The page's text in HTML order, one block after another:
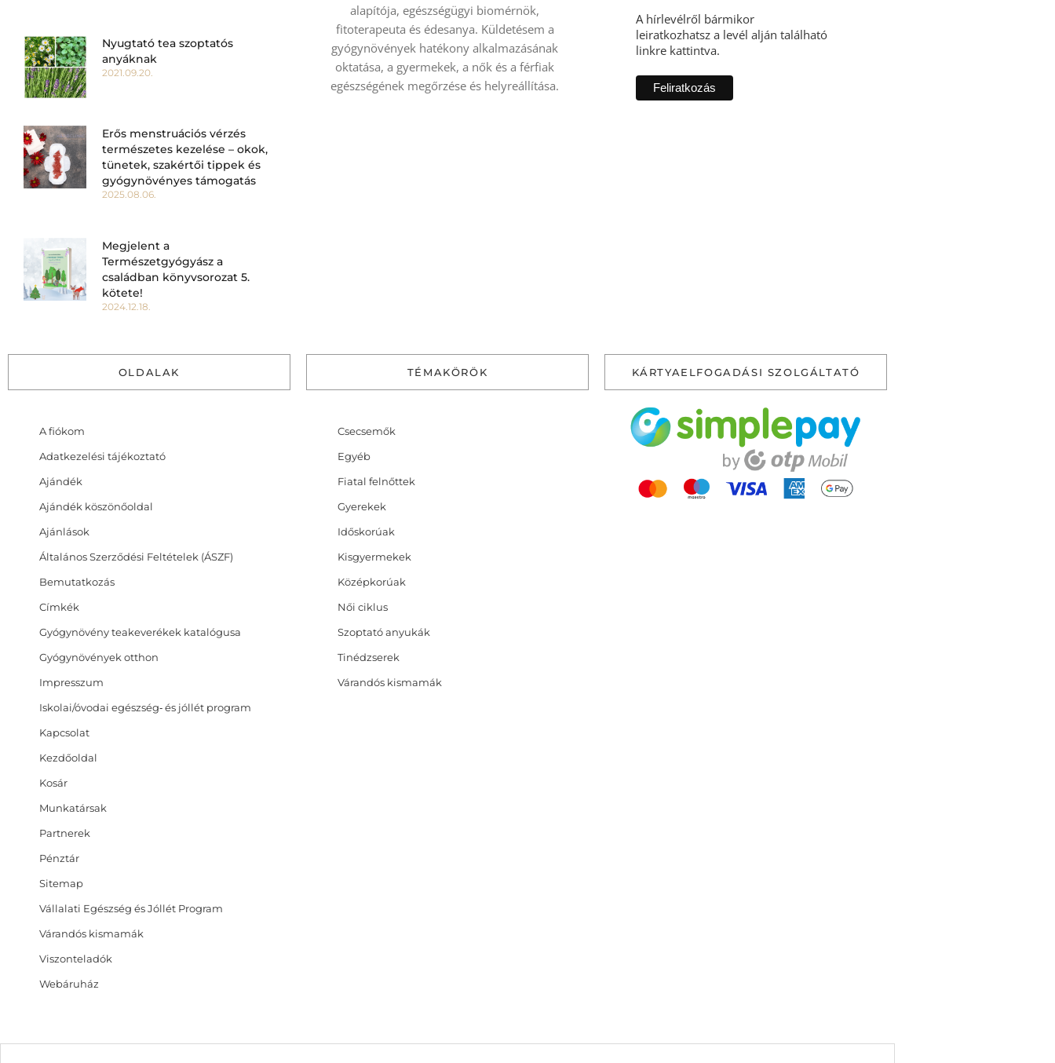
Nyugtató tea szoptatós
anyáknak
2021.09.20.
Erős menstruációs vérzés
természetes kezelése – okok,
tünetek, szakértői tippek és
gyógynövényes támogatás
2025.08.06.
Megjelent a
Természetgyógyász a
családban könyvsorozat 5.
kötete!
2024.12.18.
alapítója, egészségügyi biomérnök,
fitoterapeuta és édesanya. Küldetésem a
gyógynövények hatékony alkalmazásának
oktatása, a gyermekek, a nők és a férfiak
egészségének megőrzése és helyreállítása.
A hírlevélről bármikor
leiratkozhatsz a levél alján található
linkre kattintva.
OLDALAK
A fiókom
Adatkezelési tájékoztató
Ajándék
Ajándék köszönőoldal
Ajánlások
Általános Szerződési Feltételek (ÁSZF)
Bemutatkozás
Címkék
Gyógynövény teakeverékek katalógusa
Gyógynövények otthon
Impresszum
Iskolai/óvodai egészség‑ és jóllét program
Kapcsolat
Kezdőoldal
Kosár
Munkatársak
Partnerek
Pénztár
Sitemap
Vállalati Egészség és Jóllét Program
Várandós kismamák
Viszonteladók
Webáruház
TÉMAKÖRÖK
Csecsemők
Egyéb
Fiatal felnőttek
Gyerekek
Időskorúak
Kisgyermekek
Középkorúak
Női ciklus
Szoptató anyukák
Tinédzserek
Várandós kismamák
KÁRTYAELFOGADÁSI SZOLGÁLTATÓ